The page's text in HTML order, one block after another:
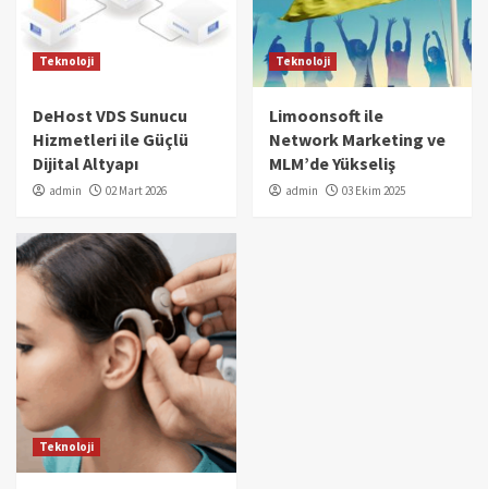
Teknoloji
DeHost VDS Sunucu
Hizmetleri ile Güçlü
Dijital Altyapı
admin 02 Mart 2026
Teknoloji
Limoonsoft ile
Network Marketing ve
MLM’de Yükseliş
admin 03 Ekim 2025
Teknoloji